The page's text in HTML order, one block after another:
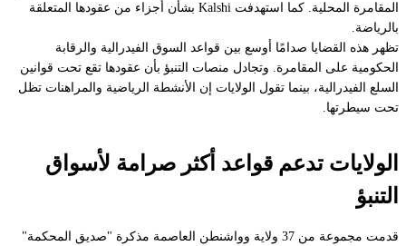
المقامرة المحلية. كما استهدفت Kalshi بشأن أجزاء من عقودها المتعلقة
بالرياضة.
تظهر هذه القضايا صدامًا أوسع بين قواعد السوق الفيدرالية والرقابة
الحكومية على المقامرة. وتجادل منصات التنبؤ بأن عقودها تقع تحت قوانين
السلع الفيدرالية، بينما تقول الولايات إن الأنشطة الرياضية والمراهنات تظل
تحت سيطرتها.
الولايات تدعم قواعد أكثر صرامة لأسواق
التنبؤ
قدمت مجموعة من 37 ولاية وواشنطن العاصمة مذكرة "صديق المحكمة"